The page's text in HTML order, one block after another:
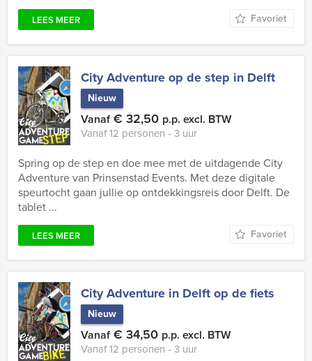
LEES MEER Favoriet
City Adventure op de step in Delft
Nieuw
Vanaf€ 32,50 p.p. excl. BTW
Vanaf 12 personen ‐ 3 uur
Spring op de step en doe mee met de uitdagende City
Adventure van Prinsenstad Events. Met deze digitale
speurtocht gaan jullie op ontdekkingsreis door Delft. De
tablet ...
LEES MEER Favoriet
City Adventure in Delft op de fiets
Nieuw
Vanaf€ 34,50 p.p. excl. BTW
Vanaf 12 personen ‐ 3 uur